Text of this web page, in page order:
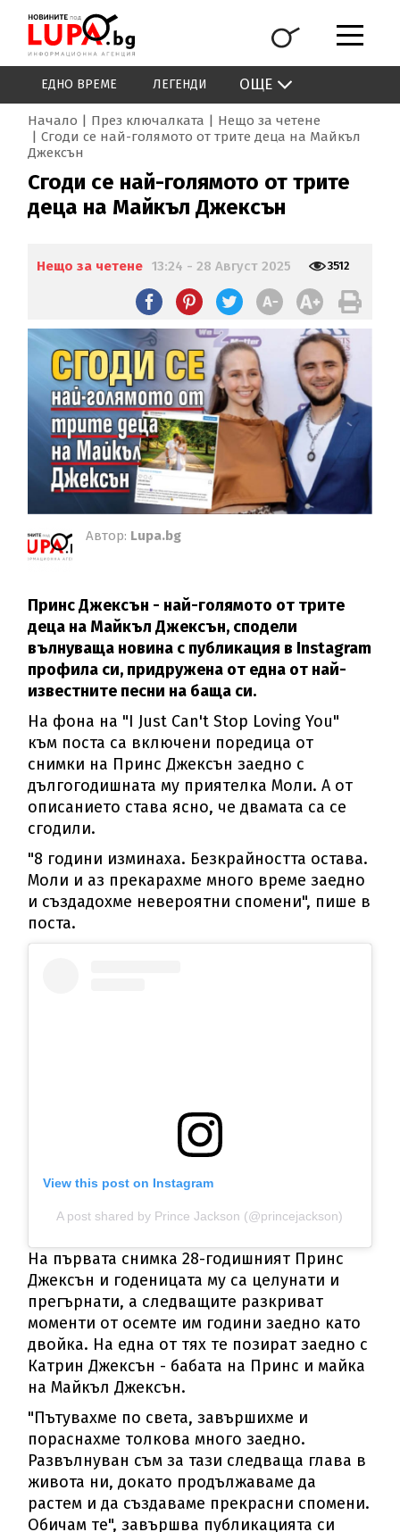
ЕДНО ВРЕМЕ ЛЕГЕНДИ ОЩЕ
Начало През ключалката
Нещо за четене
Сгоди се най-голямото от трите деца на Майкъл
Джексън
Сгоди се най-голямото от трите
деца на Майкъл Джексън
Нещо за четене 13:24 - 28 Август 2025 3512
Автор: Lupa.bg
Принс Джексън - най-голямото от трите
деца на Майкъл Джексън, сподели
вълнуваща новина с публикация в Instagram
профила си, придружена от една от най-
известните песни на баща си.
На фона на "I Just Can't Stop Loving You"
към поста са включени поредица от
снимки на Принс Джексън заедно с
дългогодишната му приятелка Моли. А от
описанието става ясно, че двамата са се
сгодили.
"8 години изминаха. Безкрайността остава.
Моли и аз прекарахме много време заедно
и създадохме невероятни спомени", пише в
поста.
View this post on Instagram
A post shared by Prince Jackson (@princejackson)
На първата снимка 28-годишният Принс
Джексън и годеницата му са целунати и
прегърнати, а следващите разкриват
моменти от осемте им години заедно като
двойка. На една от тях те позират заедно с
Катрин Джексън - бабата на Принс и майка
на Майкъл Джексън.
"Пътувахме по света, завършихме и
пораснахме толкова много заедно.
Развълнуван съм за тази следваща глава в
живота ни, докато продължаваме да
растем и да създаваме прекрасни спомени.
Обичам те", завършва публикацията си